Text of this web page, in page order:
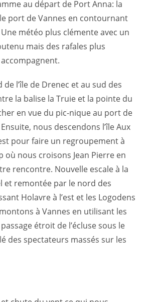
au départ de Port Anna: la
port de Vannes en contournant
Une météo plus clémente avec un
mais des rafales plus
de l’île de Drenec et au sud des
la balise la Truie et la pointe du
en vue du pic-nique au port de
nous descendons l’île Aux
pour faire un regroupement à
où nous croisons Jean Pierre en
rencontre. Nouvelle escale à la
et remontée par le nord des
Holavre à l’est et les Logodens
à Vannes en utilisant les
étroit de l’écluse sous le
des spectateurs massés sur les